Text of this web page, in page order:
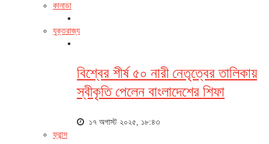
কানাডা
যুক্তরাজ্য
বিশ্বের শীর্ষ ৫০ নারী নেতৃত্বের তালিকায়
স্বীকৃতি পেলেন বাংলাদেশের শিফা
১৭ অগাস্ট ২০২৫, ১৮:৪৩
ফ্রান্স